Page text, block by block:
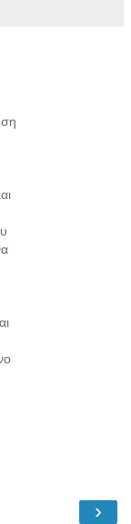
›